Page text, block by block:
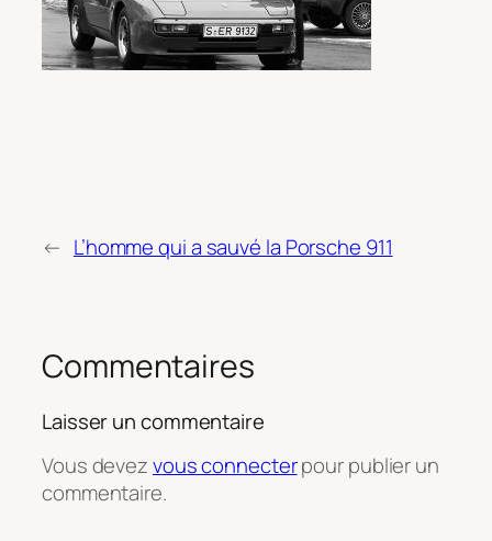
← L’homme qui a sauvé la Porsche 911
Commentaires
Laisser un commentaire
Vous devezvous connecterpour publier un
commentaire.